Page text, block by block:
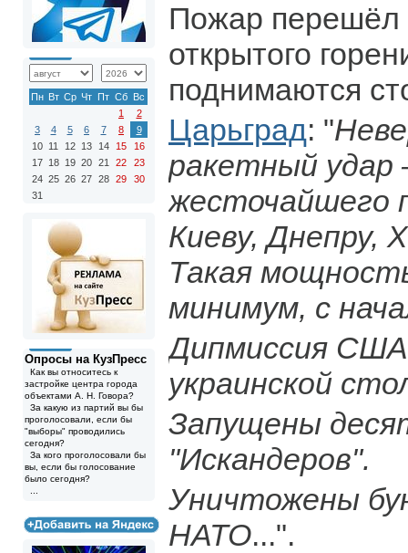
Пн Вт Ср Чт Пт Сб Вс
1
2
3
4 5 6 7 8
9
10 11 12 13 14 15
16
17 18 19 20 21 22
23
24 25 26 27 28 29
30
31
Опросы на КузПресс
Как вы относитесь к
застройке центра города
объектами А. Н. Говора?
За какую из партий вы бы
проголосовали, если бы
"выборы" проводились
сегодня?
За кого проголосовали бы
вы, если бы голосование
было сегодня?
Пожар перешёл
открытого
поднимаются
Царьград: "
ракетный удар
жесточайшего
Киеву, Днепру,
Такая
минимум, с
Дипмиссия
украинской
Запущены
"Искандеров".
Уничтожены
НАТО...".